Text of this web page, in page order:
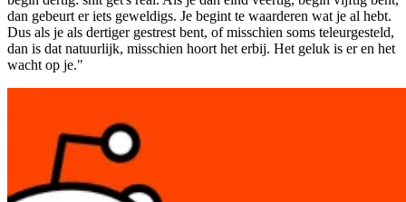
dan gebeurt er iets geweldigs. Je begint te waarderen wat je al hebt.
Dus als je als dertiger gestrest bent, of misschien soms teleurgesteld,
dan is dat natuurlijk, misschien hoort het erbij. Het geluk is er en het
wacht op je."